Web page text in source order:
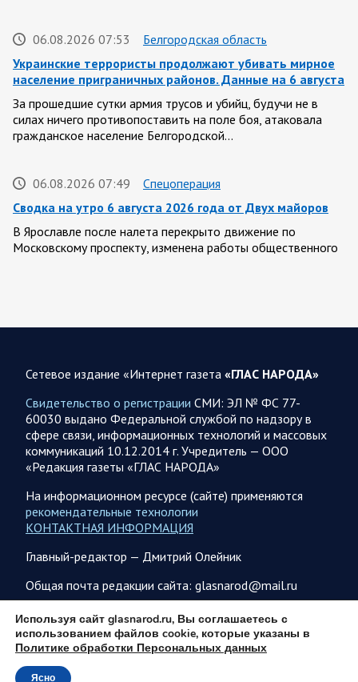
06.08.2026 07:53
Белгородская область
Украинские террористы продолжают убивать мирное
население приграничных районов. Данные на 6 августа
За прошедшие сутки армия трусов и убийц, будучи не в
силах ничего противопоставить на поле боя, атаковала
гражданское население Белгородской…
06.08.2026 07:49
Спецоперация
Сводка на утро 6 августа 2026 года от Двух майоров
В Ярославле после налета перекрыто движение по
Московскому проспекту, изменена работы общественного
5 августа группировка войск «Север» продолжила создание
Черниговской области в районе…
05 АВГУСТА
05.08.2026 21:28
Украина
Олег Царев об Украине к исходу 5 августа 2026 года
Агентство Bloomberg утверждает, что в Вене состоялась
секретная встреча бывших высокопоставленных
чиновников из России, Великобритании, Франции и
Германии, на которой…
Сетевое издание «Интернет газета «ГЛАС НАРОДА»
Свидетельство о регистрации СМИ: ЭЛ № ФС 77-
60030 выдано Федеральной службой по надзору в
сфере связи, информационных технологий и массовых
коммуникаций 10.12.2014 г. Учредитель — ООО
«Редакция газеты «ГЛАС НАРОДА»
На информационном ресурсе (сайте) применяются
рекомендательные технологии
КОНТАКТНАЯ ИНФОРМАЦИЯ
Главный-редактор — Дмитрий Олейник
Общая почта редакции сайта: glasnarod@mail.ru
ПОДПИСКА
Используя сайт glasnarod.ru, Вы соглашаетесь с
использованием файлов cookie, которые указаны в
Политике обработки Персональных данных
Ясно